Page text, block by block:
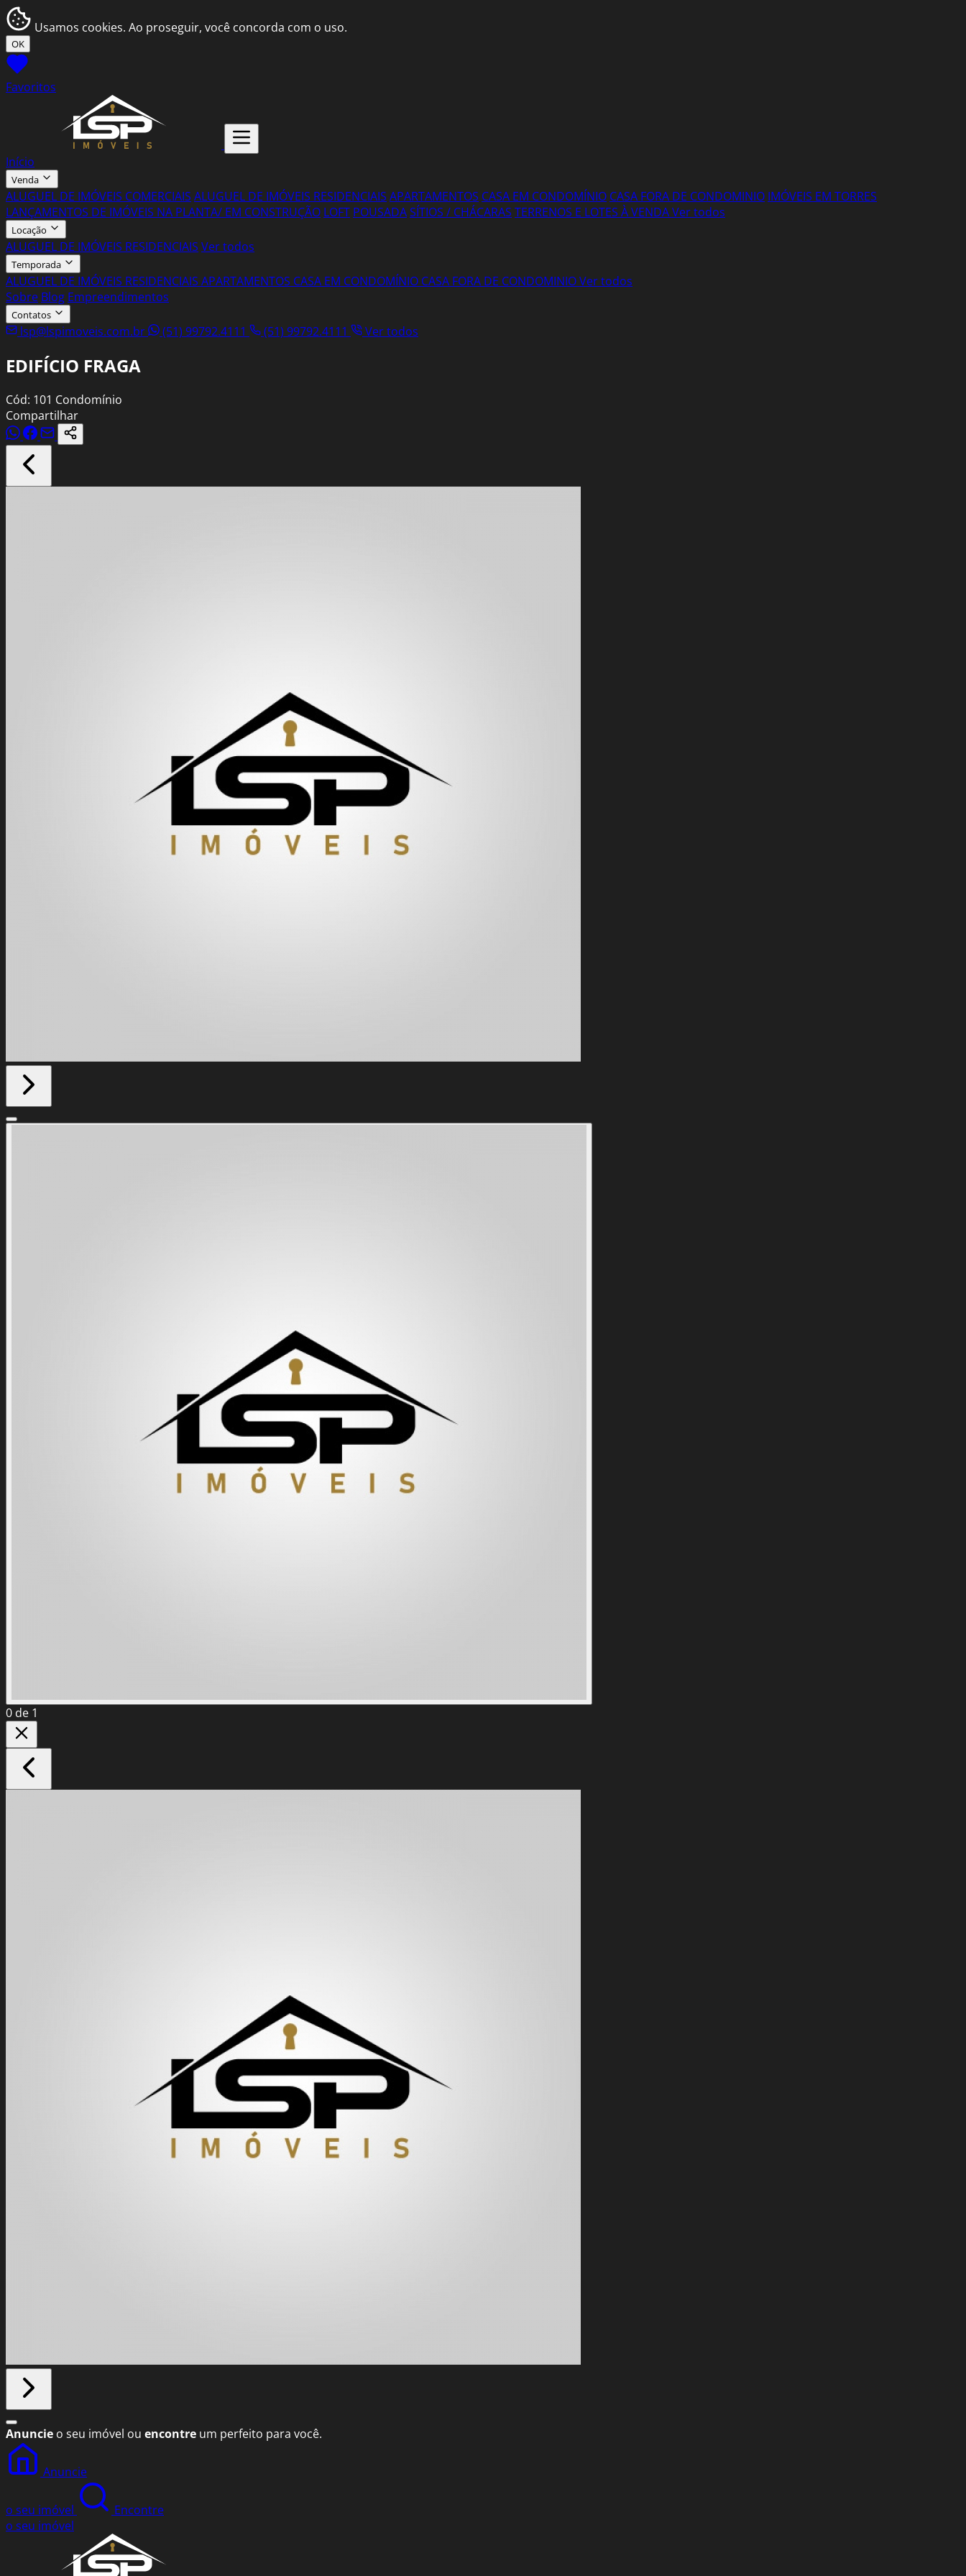
Usamos cookies. Ao proseguir, você concorda com o uso.
OK
Favoritos
Início
Venda
ALUGUEL DE IMÓVEIS COMERCIAIS ALUGUEL DE IMÓVEIS RESIDENCIAIS APARTAMENTOS CASA EM CONDOMÍNIO CASA FORA DE CONDOMINIO IMÓVEIS EM TORRES
LANÇAMENTOS DE IMÓVEIS NA PLANTA/ EM CONSTRUÇÃO LOFT POUSADASÍTIOS / CHÁCARAS TERRENOS E LOTES À VENDAVer todos
Locação
ALUGUEL DE IMÓVEIS RESIDENCIAIS Ver todos
Temporada
ALUGUEL DE IMÓVEIS RESIDENCIAIS APARTAMENTOS CASA EM CONDOMÍNIO CASA FORA DE CONDOMINIOVer todos
Sobre Blog Empreendimentos
Contatos
lsp@lspimoveis.com.br (51) 99792.4111 (51) 99792.4111 Ver todos
EDIFÍCIO FRAGA
Cód: 101 Condomínio
Compartilhar
0 de 1
Anuncie o seu imóvel ou encontre um perfeito para você.
Anuncie
o seu imóvel
Encontre
o seu imóvel